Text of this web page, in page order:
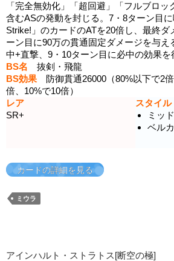
「完全無効化」「超回避」「フルブロ
含むASの発動を封じる。7・8ターン目
Strike!」のカードのATを20倍し、最終ダ
ーン目に90万の貫通固定ダメージを与え
中+直撃、9・10ターン目に必中の効果を
BS名 抜剣・飛龍
BS効果 防御貫通26000（80%以下で2
倍、10%で10倍）
レア
スタイル
SR+
ミッ
ベルカ
カードの詳細を見る
ミウラ
アインハルト・ストラトス[断空の極]